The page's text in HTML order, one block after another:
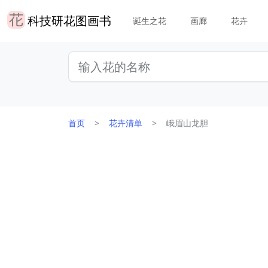
科技研花图画书 诞生之花 画廊 花卉
首页 花卉清单 峨眉山龙胆